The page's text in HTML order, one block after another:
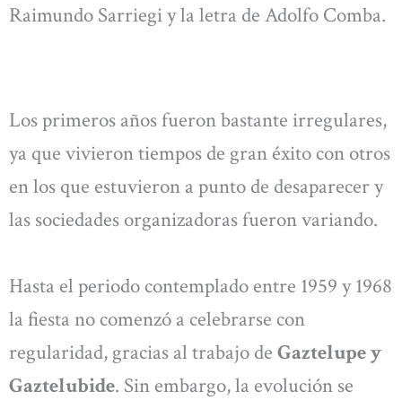
Raimundo Sarriegi y la letra de Adolfo Comba.
Los primeros años fueron bastante irregulares,
ya que vivieron tiempos de gran éxito con otros
en los que estuvieron a punto de desaparecer y
las sociedades organizadoras fueron variando.
Hasta el periodo contemplado entre 1959 y 1968
la fiesta no comenzó a celebrarse con
regularidad, gracias al trabajo de Gaztelupe y
Gaztelubide. Sin embargo, la evolución se